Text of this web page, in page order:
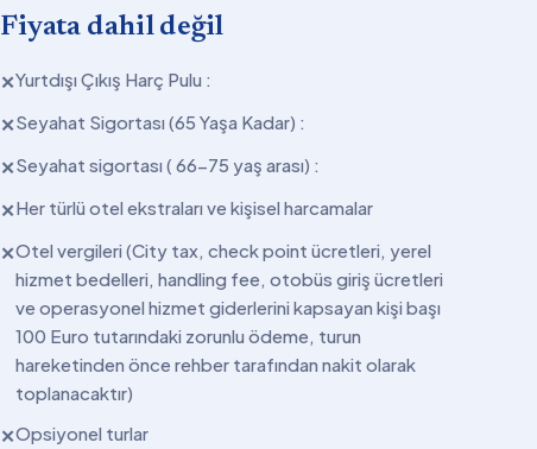
Fiyata dahil değil
✕Yurtdışı Çıkış Harç Pulu :
✕Seyahat Sigortası (65 Yaşa Kadar) :
✕Seyahat sigortası ( 66-75 yaş arası) :
✕Her türlü otel ekstraları ve kişisel harcamalar
✕Otel vergileri (City tax, check point ücretleri, yerel
hizmet bedelleri, handling fee, otobüs giriş ücretleri
ve operasyonel hizmet giderlerini kapsayan kişi başı
100 Euro tutarındaki zorunlu ödeme, turun
hareketinden önce rehber tarafından nakit olarak
toplanacaktır)
✕Opsiyonel turlar